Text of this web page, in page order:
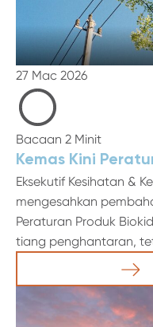
27 Mac 2026
Bacaan 2 Minit
Kemas Kini
Eksekutif Kesihatan &
mengesahkan
Peraturan Produk
tiang penghantaran,